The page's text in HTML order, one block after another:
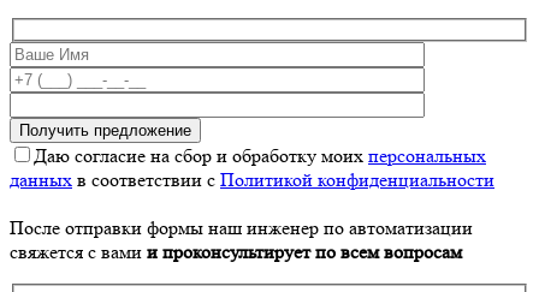
Даю согласие на сбор и обработку моих персональных
данных в соответствии с Политикой конфиденциальности
После отправки формы наш инженер по автоматизации
свяжется с вами и проконсультирует по всем вопросам